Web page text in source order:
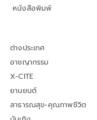
หนังสือพิมพ์
ต่างประเทศ
อาชญากรรม
X-CITE
ยานยนต์
สาธารณสุข-คุณภาพชีวิต